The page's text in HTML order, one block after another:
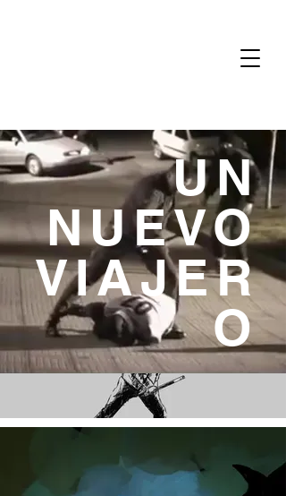
UN
NUEVO
VIAJER
O